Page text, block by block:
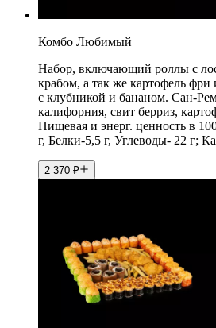
Комбо Любимый
Набор, включающий роллы с
крабом, а так же картофель
с клубникой и бананом. Сан-
калифорния, свит берриз,
Пищевая и энерг. ценность в
г, Белки-5,5 г, Углеводы- 22 г;
2 370 ₽